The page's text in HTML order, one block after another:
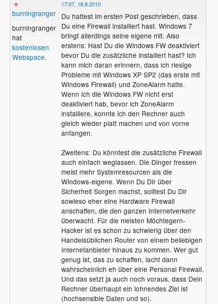
burningranger
burningranger
hat
kostenlosen
Webspace.
17:07, 18.8.2010
Du hattest im ersten Post geschrieben, dass
Du eine Firewall installiert hast. Windows 7
bringt allerdings seine eigene mit. Also
erstens: Hast Du die Windows FW deaktiviert
bevor Du die zusätzliche installiert hast? Ich
kann mich daran erinnern, dass ich riesige
Probleme mit Windows XP SP2 (das erste mit
Windows Firewall) und ZoneAlarm hatte.
Wenn ich die Windows FW nicht erst
deaktiviert hab, bevor ich ZoneAlarm
installiere, konnte ich den Rechner auch
gleich wieder platt machen und von vorne
anfangen.
Zweitens: Du könntest die zusätzliche Firewall
auch einfach weglassen. Die Dinger fressen
meist mehr Systemresourcen als die
Windows-eigene. Wenn Du Dir über
Sicherheit Sorgen machst, solltest Du Dir
sowieso eher eine Hardware Firewall
anschaffen, die den ganzen Internetverkehr
überwacht. Für die meisten Möchtegern-
Hacker ist es schon zu schwierig über den
Handelsüblichen Router von einem beliebigen
Internetanbieter hinaus zu kommen. Wer gut
genug ist, das zu schaffen, lacht dann
wahrscheinlich eh über eine Personal Firewall.
Und das setzt ja auch noch voraus, dass Dein
Rechner überhaupt ein lohnendes Ziel ist
(hochsensible Daten und so).